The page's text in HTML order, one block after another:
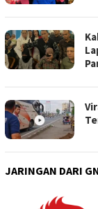
JARINGAN DARI